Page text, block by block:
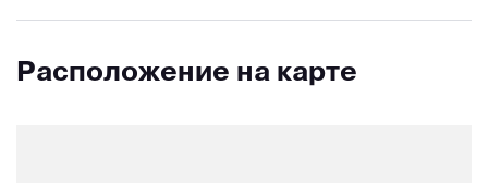
Расположение на карте